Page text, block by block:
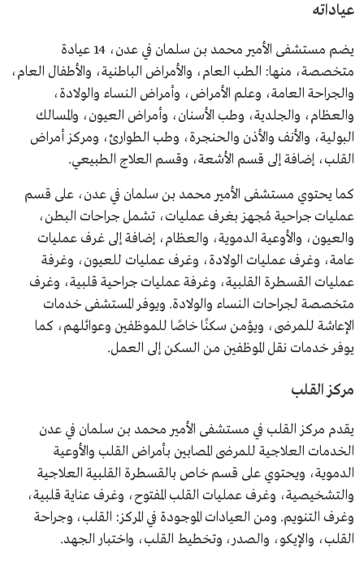
عياداته
يضم مستشفى الأمير محمد بن سلمان في عدن، 14 عيادة
متخصصة، منها: الطب العام، والأمراض الباطنية، والأطفال العام،
والجراحة العامة، وعلم الأمراض، وأمراض النساء والولادة،
والعظام، والجلدية، وطب الأسنان، وأمراض العيون، والمسالك
البولية، والأنف والأذن والحنجرة، وطب الطوارئ، ومركز أمراض
القلب، إضافة إلى قسم الأشعة، وقسم العلاج الطبيعي.
كما يحتوي مستشفى الأمير محمد بن سلمان في عدن، على قسم
عمليات جراحية مُجهز بغرف عمليات، تشمل جراحات البطن،
والعيون، والأوعية الدموية، والعظام، إضافة إلى غرف عمليات
عامة، وغرف عمليات الولادة، وغرف عمليات للعيون، وغرفة
عمليات القسطرة القلبية، وغرفة عمليات جراحية قلبية، وغرف
متخصصة لجراحات النساء والولادة. ويوفر المستشفى خدمات
الإعاشة للمرضى، ويؤمن سكنًا خاصًا للموظفين وعوائلهم، كما
يوفر خدمات نقل الموظفين من السكن إلى العمل.
مركز القلب
يقدم مركز القلب في مستشفى الأمير محمد بن سلمان في عدن
الخدمات العلاجية للمرضى المصابين بأمراض القلب والأوعية
الدموية، ويحتوي على قسم خاص بالقسطرة القلبية العلاجية
والتشخيصية، وغرف عمليات القلب المفتوح، وغرف عناية قلبية،
وغرف التنويم. ومن العيادات الموجودة في المركز: القلب، وجراحة
القلب، والإيكو، والصدر، وتخطيط القلب، واختبار الجهد.